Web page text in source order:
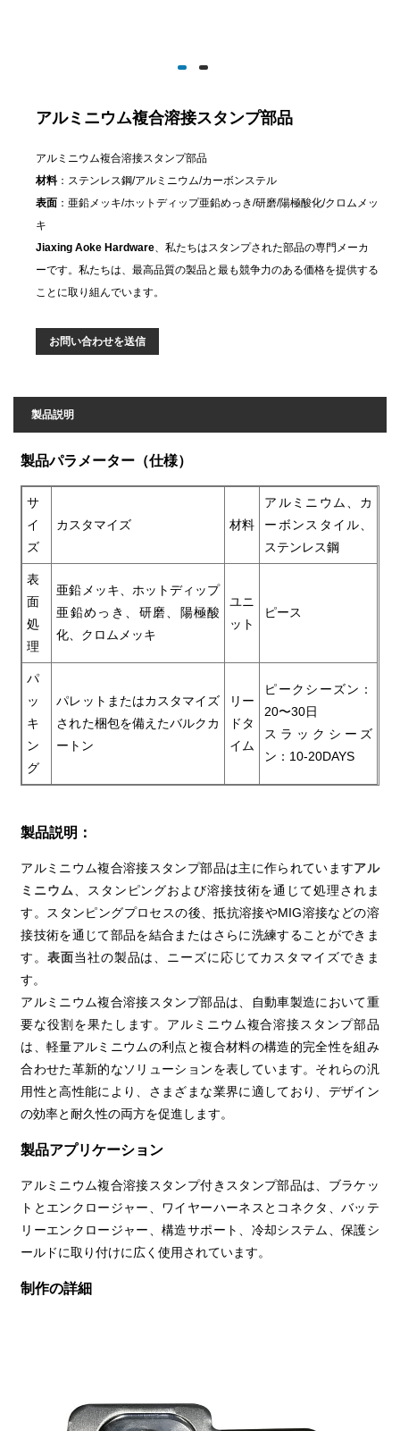
アルミニウム複合溶接スタンプ部品
アルミニウム複合溶接スタンプ部品
材料 ：ステンレス鋼/アルミニウム/カーボンステル
表面 ：亜鉛メッキ/ホットディップ亜鉛めっき/研磨/陽極酸化/クロムメッ
キ
Jiaxing Aoke Hardware、私たちはスタンプされた部品の専門メーカ
ーです。私たちは、最高品質の製品と最も競争力のある価格を提供する
ことに取り組んでいます。
お問い合わせを送信
製品説明
製品パラメーター（仕様）
サ
イ
ズ
カスタマイズ 材料
アルミニウム、カ
ーボンスタイル、
ステンレス鋼
表
面
処
理
亜鉛メッキ、ホットディップ
亜鉛めっき、研磨、陽極酸
化、クロムメッキ
ユニ
ット
ピース
パ
ッ
キ
ン
グ
パレットまたはカスタマイズ
された梱包を備えたバルクカ
ートン
リー
ドタ
イム
ピークシーズン：
20〜30日
スラックシーズ
ン：10-20DAYS
製品説明：
アルミニウム複合溶接スタンプ部品は主に作られていますアル
ミニウム
、スタンピングおよび溶接技術を通じて処理されま
す。スタンピングプロセスの後、抵抗溶接やMIG溶接などの溶
接技術を通じて部品を結合またはさらに洗練することができま
す。表面当社の製品は、ニーズに応じてカスタマイズできま
す。
アルミニウム複合溶接スタンプ部品は、自動車製造において重
要な役割を果たします。アルミニウム複合溶接スタンプ部品
は、軽量アルミニウムの利点と複合材料の構造的完全性を組み
合わせた革新的なソリューションを表しています。それらの汎
用性と高性能により、さまざまな業界に適しており、デザイン
の効率と耐久性の両方を促進します。
製品アプリケーション
アルミニウム複合溶接スタンプ付きスタンプ部品は、ブラケッ
トとエンクロージャー、ワイヤーハーネスとコネクタ、バッテ
リーエンクロージャー、構造サポート、冷却システム、保護シ
ールドに取り付けに広く使用されています。
制作の詳細